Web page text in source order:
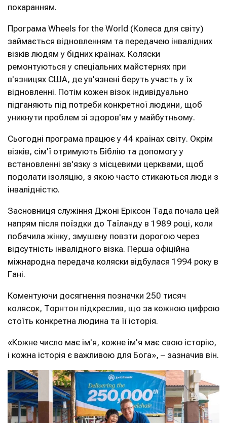
покаранням.
Програма Wheels for the World (Колеса для світу)
займається відновленням та передачею інвалідних
візків людям у бідних країнах. Коляски
ремонтуються у спеціальних майстернях при
в'язницях США, де ув'язнені беруть участь у їх
відновленні. Потім кожен візок індивідуально
підганяють під потреби конкретної людини, щоб
уникнути проблем зі здоров'ям у майбутньому.
Сьогодні програма працює у 44 країнах світу. Окрім
візків, сім'ї отримують Біблію та допомогу у
встановленні зв'язку з місцевими церквами, щоб
подолати ізоляцію, з якою часто стикаються люди з
інвалідністю.
Засновниця служіння Джоні Еріксон Тада почала цей
напрям після поїздки до Таїланду в 1989 році, коли
побачила жінку, змушену повзти дорогою через
відсутність інвалідного візка. Перша офіційна
міжнародна передача коляски відбулася 1994 року в
Гані.
Коментуючи досягнення позначки 250 тисяч
колясок, Торнтон підкреслив, що за кожною цифрою
стоїть конкретна людина та її історія.
«Кожне число має ім'я, кожне ім'я має свою історію,
і кожна історія є важливою для Бога», – зазначив він.